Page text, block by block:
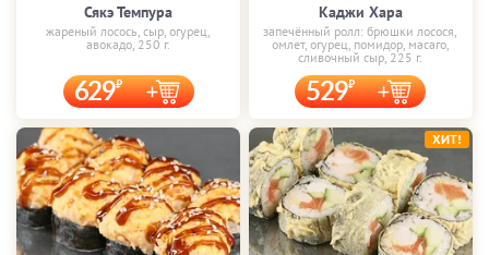
Сякэ Темпура
жареный лосось, сыр, огурец,
авокадо, 250 г.
629
Каджи Хара
запечённый ролл: брюшки лосося,
омлет, огурец, помидор, масаго,
сливочный сыр, 225 г.
529
ХИТ!